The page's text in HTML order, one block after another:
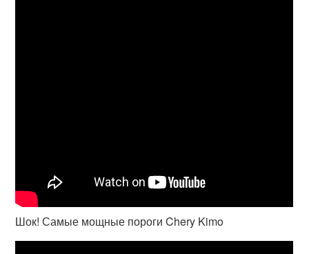
Шок! Самые мощные пороги Chery Kimo